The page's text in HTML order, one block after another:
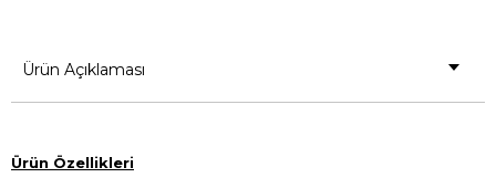
Ürün Açıklaması
Ürün Özellikleri